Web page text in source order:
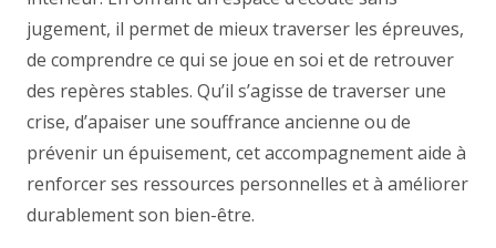
jugement, il permet de mieux traverser les épreuves,
de comprendre ce qui se joue en soi et de retrouver
des repères stables. Qu’il s’agisse de traverser une
crise, d’apaiser une souffrance ancienne ou de
prévenir un épuisement, cet accompagnement aide à
renforcer ses ressources personnelles et à améliorer
durablement son bien-être.